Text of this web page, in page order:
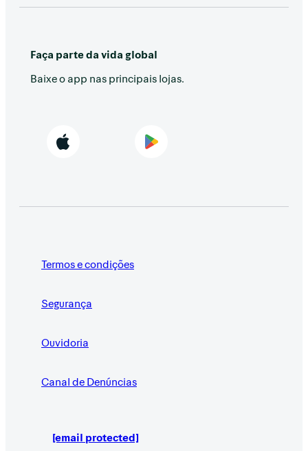
Faça parte da vida global
Baixe o app nas principais lojas.
Termos e condições
Segurança
Ouvidoria
Canal de Denúncias
[email protected]